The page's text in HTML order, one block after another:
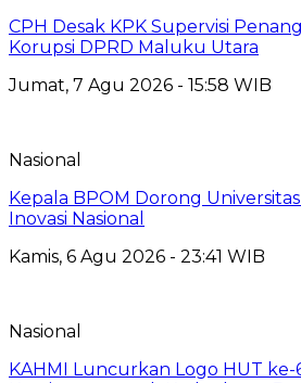
CPH Desak KPK Supervisi
Korupsi DPRD Maluku Utara
Jumat, 7 Agu 2026 - 15:58 WIB
Nasional
Kepala BPOM Dorong
Inovasi Nasional
Kamis, 6 Agu 2026 - 23:41 WIB
Nasional
KAHMI Luncurkan Logo HUT ke-